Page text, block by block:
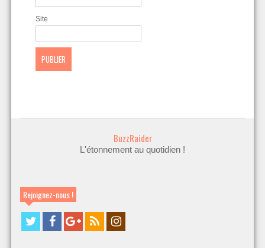
Site
BuzzRaider
L'étonnement au quotidien !
Rejoignez-nous !